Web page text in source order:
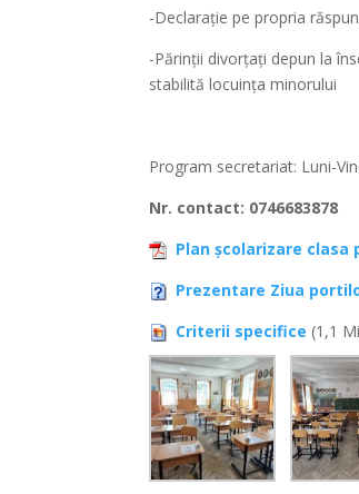
-Declaraţie pe propria
-Părinţii divorţaţi depun la
stabilită locuinţa minorului
Program secretariat: Luni-
Nr. contact: 0746683878
Plan şcolarizare
Prezentare Ziua
Criterii specifice (1,1